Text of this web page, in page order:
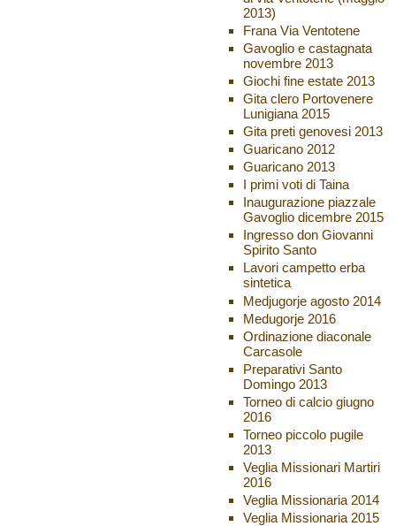
2013)
Frana Via Ventotene
Gavoglio e castagnata
novembre 2013
Giochi fine estate 2013
Gita clero Portovenere
Lunigiana 2015
Gita preti genovesi 2013
Guaricano 2012
Guaricano 2013
I primi voti di Taina
Inaugurazione piazzale
Gavoglio dicembre 2015
Ingresso don Giovanni
Spirito Santo
Lavori campetto erba
sintetica
Medjugorje agosto 2014
Medugorje 2016
Ordinazione diaconale
Carcasole
Preparativi Santo
Domingo 2013
Torneo di calcio giugno
2016
Torneo piccolo pugile
2013
Veglia Missionari Martiri
2016
Veglia Missionaria 2014
Veglia Missionaria 2015